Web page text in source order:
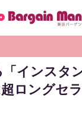
インスタ
ロングセ